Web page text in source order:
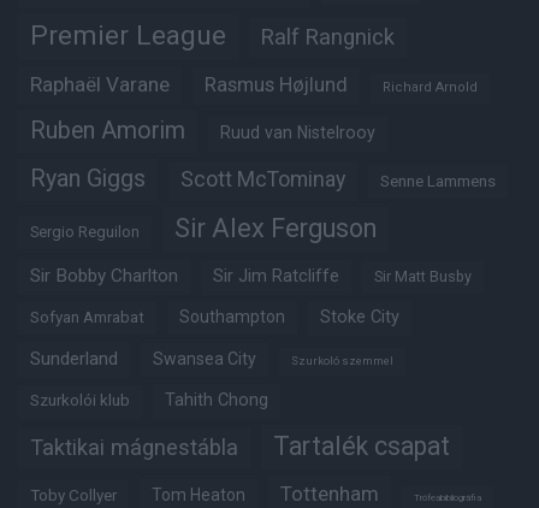
Premier League Ralf Rangnick
Raphaël Varane Rasmus Højlund Richard Arnold
Ruben Amorim Ruud van Nistelrooy
Ryan Giggs Scott McTominay Senne Lammens
Sergio Reguilon Sir Alex Ferguson
Sir Bobby Charlton Sir Jim Ratcliffe Sir Matt Busby
Sofyan Amrabat Southampton Stoke City
Sunderland Swansea City Szurkoló szemmel
Szurkolói klub Tahith Chong
Taktikai mágnestábla Tartalék csapat
Toby Collyer Tom Heaton Tottenham Trófeabibliográfia